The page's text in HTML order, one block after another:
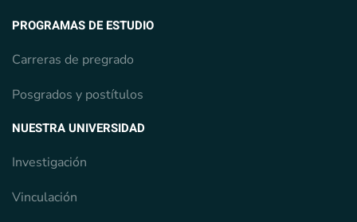
PROGRAMAS DE ESTUDIO
Carreras de pregrado
Posgrados y postítulos
NUESTRA UNIVERSIDAD
Investigación
Vinculación